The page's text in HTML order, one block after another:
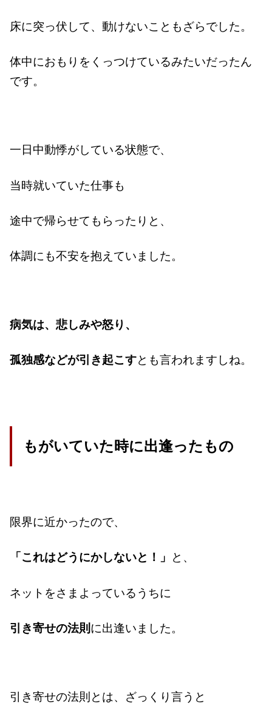
床に突っ伏して、動けないこともざらでした。
体中におもりをくっつけているみたいだったん
です。
一日中動悸がしている状態で、
当時就いていた仕事も
途中で帰らせてもらったりと、
体調にも不安を抱えていました。
病気は、悲しみや怒り、
孤独感などが引き起こすとも言われますしね。
もがいていた時に出逢ったもの
限界に近かったので、
「これはどうにかしないと！」 と、
ネットをさまよっているうちに
引き寄せの法則 に出逢いました。
引き寄せの法則とは、ざっくり言うと